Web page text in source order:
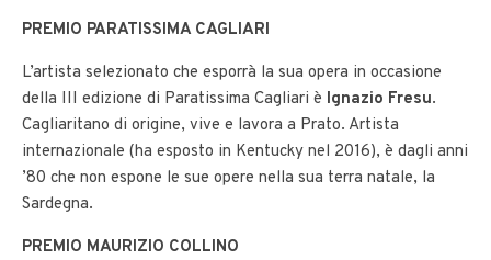
PREMIO PARATISSIMA CAGLIARI
L’artista selezionato che esporrà la sua opera in occasione
della III edizione di Paratissima Cagliari è Ignazio Fresu.
Cagliaritano di origine, vive e lavora a Prato. Artista
internazionale (ha esposto in Kentucky nel 2016), è dagli anni
’80 che non espone le sue opere nella sua terra natale, la
Sardegna.
PREMIO MAURIZIO COLLINO